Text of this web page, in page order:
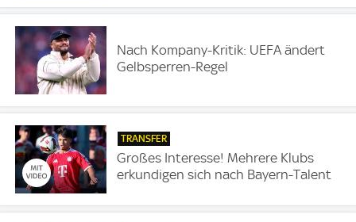
Nach Kompany-Kritik: UEFA ändert
Gelbsperren-Regel
TRANSFER
Großes Interesse! Mehrere Klubs
erkundigen sich nach Bayern-Talent